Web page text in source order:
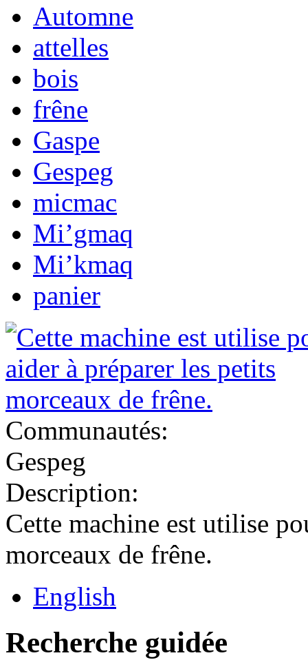
Automne
attelles
bois
frêne
Gaspe
Gespeg
micmac
Mi’gmaq
Mi’kmaq
panier
Communautés:
Gespeg
Description:
Cette machine est utilise
morceaux de frêne.
English
Recherche guidée